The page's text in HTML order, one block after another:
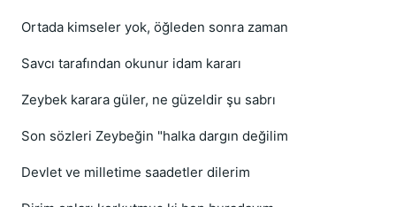
Ortada kimseler yok, öğleden sonra zaman
Savcı tarafından okunur idam kararı
Zeybek karara güler, ne güzeldir şu sabrı
Son sözleri Zeybeğin "halka dargın değilim
Devlet ve milletime saadetler dilerim